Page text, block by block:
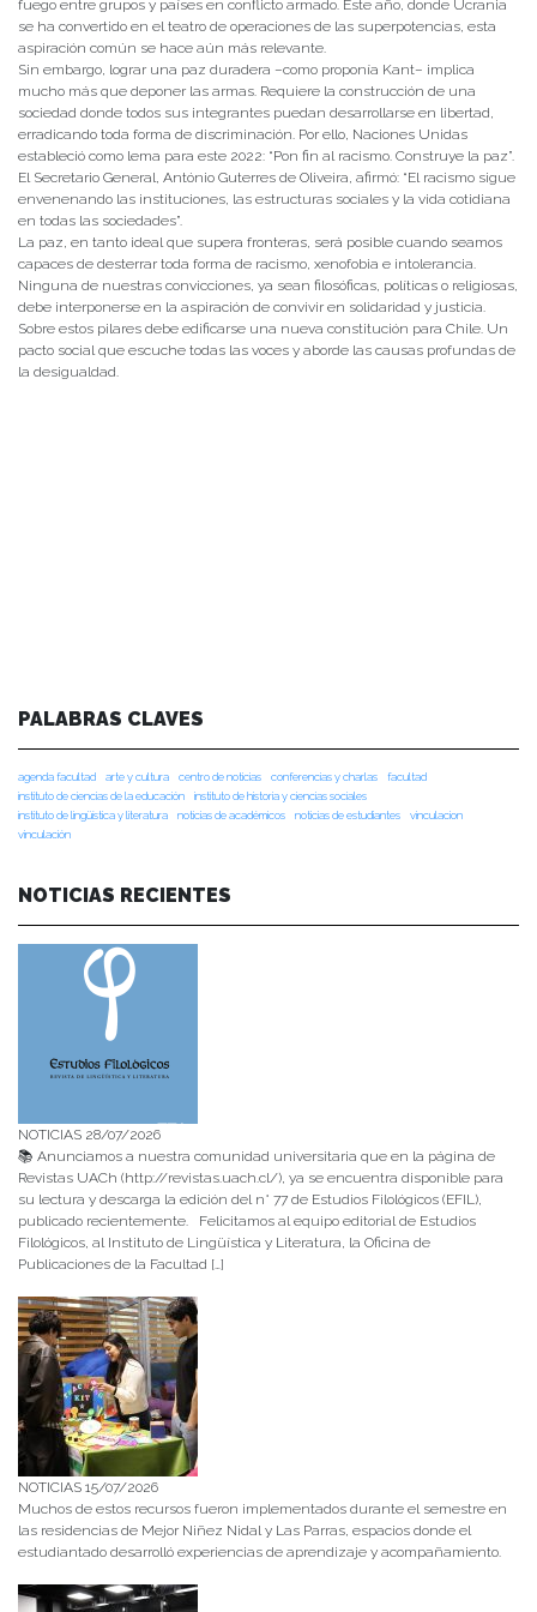
fuego entre grupos y países en conflicto armado. Este año, donde Ucrania
se ha convertido en el teatro de operaciones de las superpotencias, esta
aspiración común se hace aún más relevante.
Sin embargo, lograr una paz duradera –como proponía Kant– implica
mucho más que deponer las armas. Requiere la construcción de una
sociedad donde todos sus integrantes puedan desarrollarse en libertad,
erradicando toda forma de discriminación. Por ello, Naciones Unidas
estableció como lema para este 2022: “Pon fin al racismo. Construye la paz”.
El Secretario General, António Guterres de Oliveira, afirmó: “El racismo sigue
envenenando las instituciones, las estructuras sociales y la vida cotidiana
en todas las sociedades”.
La paz, en tanto ideal que supera fronteras, será posible cuando seamos
capaces de desterrar toda forma de racismo, xenofobia e intolerancia.
Ninguna de nuestras convicciones, ya sean filosóficas, políticas o religiosas,
debe interponerse en la aspiración de convivir en solidaridad y justicia.
Sobre estos pilares debe edificarse una nueva constitución para Chile. Un
pacto social que escuche todas las voces y aborde las causas profundas de
la desigualdad.
PALABRAS CLAVES
agenda facultad arte y cultura centro de noticias conferencias y charlas
facultad
instituto de ciencias de la educación
instituto de historia y ciencias sociales
instituto de lingüística y literatura
noticias de académicos noticias de estudiantes
vinculacion
vinculación
NOTICIAS RECIENTES
NOTICIAS 28/07/2026
📚 Anunciamos a nuestra comunidad universitaria que en la página de
Revistas UACh (http://revistas.uach.cl/), ya se encuentra disponible para
su lectura y descarga la edición del n° 77 de Estudios Filológicos (EFIL),
publicado recientemente. Felicitamos al equipo editorial de Estudios
Filológicos, al Instituto de Lingüística y Literatura, la Oficina de
Publicaciones de la Facultad […]
NOTICIAS 15/07/2026
Muchos de estos recursos fueron implementados durante el semestre en
las residencias de Mejor Niñez Nidal y Las Parras, espacios donde el
estudiantado desarrolló experiencias de aprendizaje y acompañamiento.